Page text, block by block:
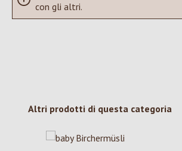
con gli altri.
Salta la galleria dei prodotti
Altri prodotti di questa categoria